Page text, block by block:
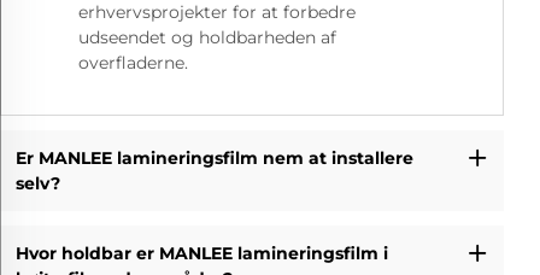
erhvervsprojekter for at forbedre
udseendet og holdbarheden af
overfladerne.
Er MANLEE lamineringsfilm nem at installere
selv?
Hvor holdbar er MANLEE lamineringsfilm i